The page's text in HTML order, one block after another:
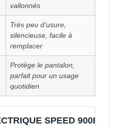
vallonnés
Très peu d’usure,
silencieuse, facile à
remplacer
Protège le pantalon,
parfait pour un usage
quotidien
SPEED 900E